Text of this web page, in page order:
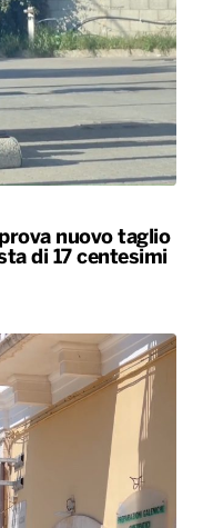
nuovo taglio
di 17 centesimi